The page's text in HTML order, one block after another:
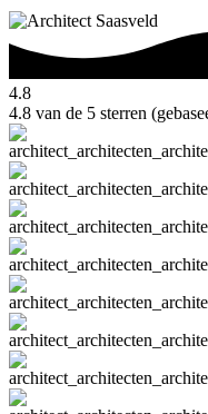
4.8
4.8 van de 5 sterren